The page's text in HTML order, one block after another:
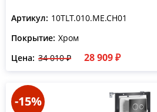
Артикул: 10TLT.010.ME.CH01
Покрытие: Хром
Цена: 34 010 ₽ 28 909 ₽
-15%